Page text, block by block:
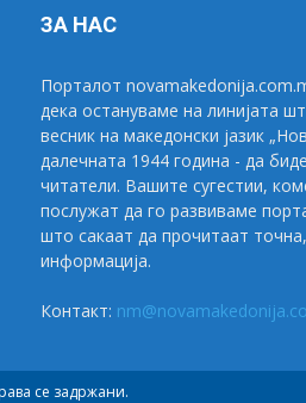
ЗА НАС
Порталот
дека остануваме на линијата
весник на македонски јазик
далечната 1944 година - да
читатели. Вашите сугестии,
послужат да го развиваме
што сакаат да прочитаат
информација.
Контакт:
се задржани.